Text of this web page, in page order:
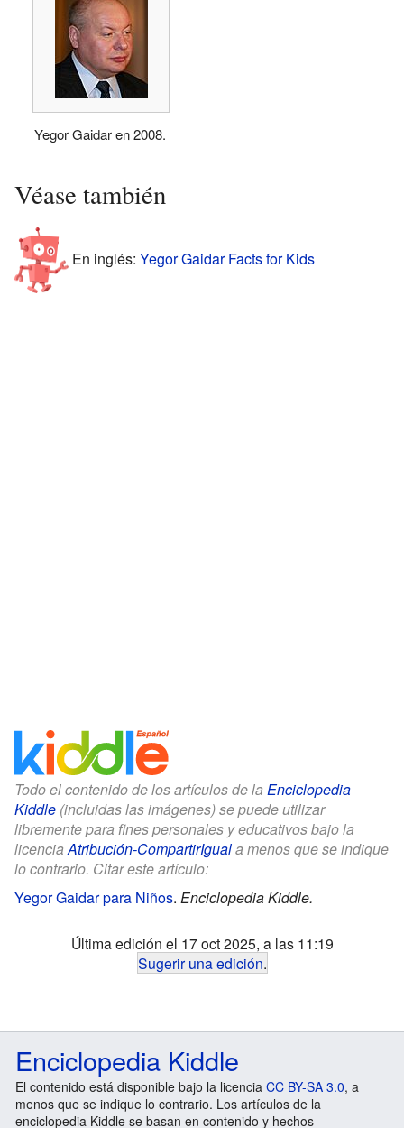
Yegor Gaidar en 2008.
Véase también
En inglés: Yegor Gaidar Facts for Kids
Todo el contenido de los artículos de la Enciclopedia
Kiddle (incluidas las imágenes) se puede utilizar
libremente para fines personales y educativos bajo la
licenciaAtribución-CompartirIguala menos que se indique
lo contrario. Citar este artículo:
Yegor Gaidar para Niños. Enciclopedia Kiddle.
Última edición el 17 oct 2025, a las 11:19
Sugerir una edición.
Enciclopedia Kiddle
El contenido está disponible bajo la licencia CC BY-SA 3.0, a
menos que se indique lo contrario. Los artículos de la
enciclopedia Kiddle se basan en contenido y hechos